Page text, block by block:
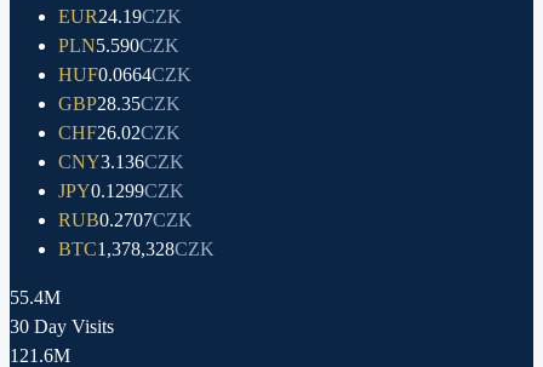
EUR24.19CZK
PLN5.590CZK
HUF0.0664CZK
GBP28.35CZK
CHF26.02CZK
CNY3.136CZK
JPY0.1299CZK
RUB0.2707CZK
BTC1,378,328CZK
55.4M
30 Day Visits
121.6M